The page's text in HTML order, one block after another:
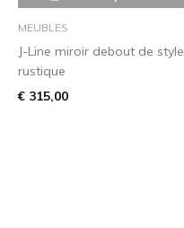
MEUBLES
J-Line miroir debout de style
rustique
€ 315,00